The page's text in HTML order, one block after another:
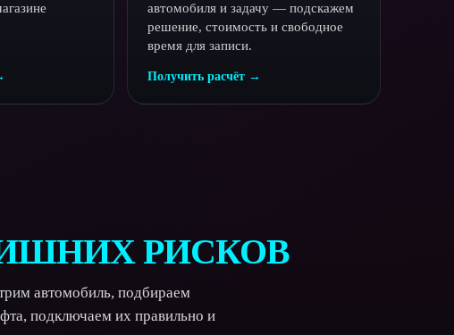
автомобиля и задачу — подскажем
решение, стоимость и свободное
время для записи.
Получить расчёт →
РИСКОВ
автомобиль, подбираем
подключаем их правильно и